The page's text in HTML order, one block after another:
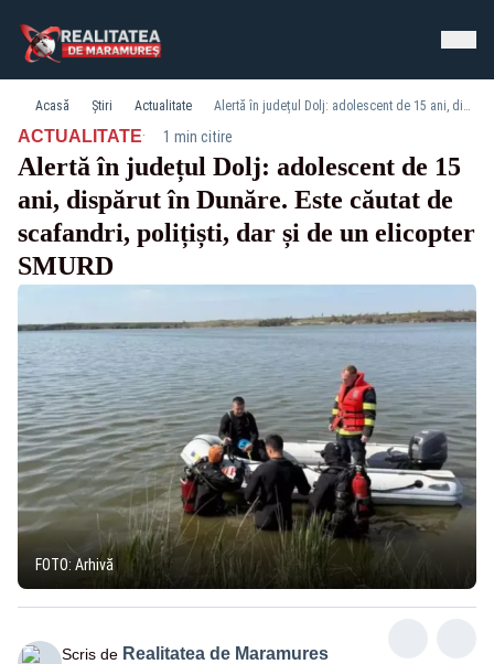
Acasă Știri Actualitate Alertă în județul Dolj: adolescent de 15 ani, dispărut în Dunăre. Este căutat de scafandri, polițiști, dar și de un elicopter SMURD
ACTUALITATE· 1 min citire
Alertă în județul Dolj: adolescent de 15
ani, dispărut în Dunăre. Este căutat de
scafandri, polițiști, dar și de un elicopter
SMURD
FOTO: Arhivă
Scris de Realitatea de Maramures